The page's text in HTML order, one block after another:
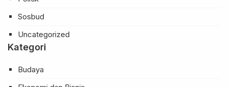
Sosbud
Uncategorized
Kategori
Budaya